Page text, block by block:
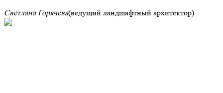
Светлана Горячева(ведущий ландшафтный архитектор)